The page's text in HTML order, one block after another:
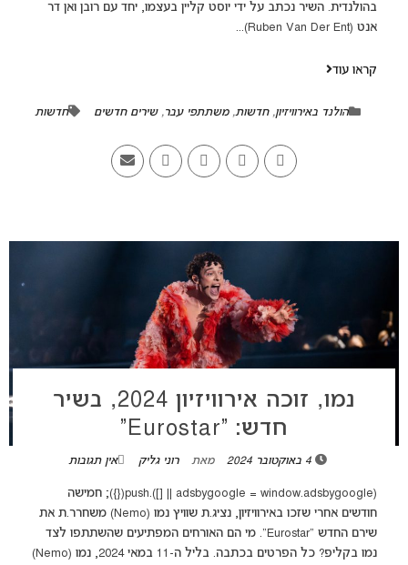
בהולנדית. השיר נכתב על ידי יוסט קליין בעצמו, יחד עם רובן ואן דר
אנט (Ruben Van Der Ent)...
קראו עוד
הולנד באירוויזיון,חדשות,משתתפי עבר,שירים חדשים חדשות
נמו, זוכה אירוויזיון 2024, בשיר
חדש: “Eurostar”
4 באוקטובר 2024 מאת רוני גליק אין תגובות
(adsbygoogle = window.adsbygoogle || []).push({}); חמישה
חודשים אחרי שזכו באירוויזיון, נציג.ת שוויץ נמו (Nemo) משחרר.ת את
שירם החדש "Eurostar". מי הם האורחים המפתיעים שהשתתפו לצד
נמו בקליפ? כל הפרטים בכתבה. בליל ה-11 במאי 2024, נמו (Nemo)